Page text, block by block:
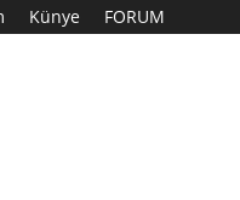
Künye FORUM